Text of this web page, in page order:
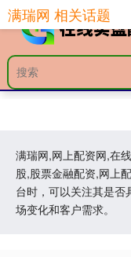
满瑞网,网上配资网,在
股,股票金融配资,网上
台时，可以关注其是
场变化和客户需求。
满瑞网 相关话题